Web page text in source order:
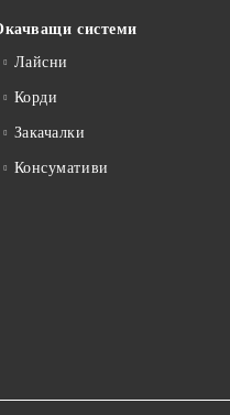
системи
Лайсни
Корди
Закачалки
Консумативи